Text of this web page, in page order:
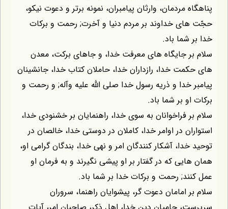
پناهگاه مردمان، وارثان پيامبران، نمونه برتر و دعوت نيكو،
حجّت هاى خداوند بر مردم دنيا و آخرت; رحمت و بركات
خدا بر شما باد.
سلام بر جايگاه هاى معرفت خدا، و جاهاى بركت، معدن
هاى حكمت خدا، رازداران خدا، حاملان كتاب خدا، جانشينان
پيامبر خدا و ذريه رسول خدا صلى اللّه عليه وآله; و رحمت و
بركات او بر شما باد.
سلام بر فراخوانان به سوى خدا، راهنمايان بر خشنودى خدا،
استواران در اوامر خدا، كاملان در دوستى خدا، خالصان در
توحيد خدا، آشكار كنندگان امر و نهى خدا، بندگان گرامى او،
همان هايى كه در گفتار بر او پيشى نگيرند و به فرمان او
عمل كنند; رحمت و بركات خدا بر شما باد.
سلام بر امامان دعوت گر، پيشوايان راهنما، سروران